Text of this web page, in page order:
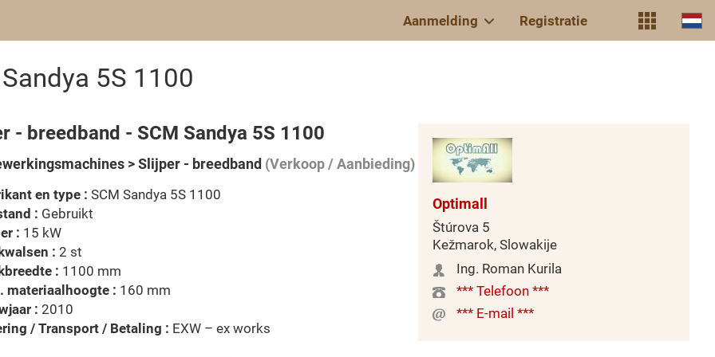
Aanmelding Registratie
5S 1100
- breedband - SCM Sandya 5S 1100
> Slijper - breedband (Verkoop / Aanbieding)
en type : SCM Sandya 5S 1100
: Gebruikt
: 15 kW
: 2 st
: 1100 mm
materiaalhoogte : 160 mm
: 2010
/ Transport / Betaling : EXW – ex works
Optimall
Štúrova 5
Kežmarok, Slowakije
Ing. Roman Kurila
*** Telefoon ***
*** E-mail ***